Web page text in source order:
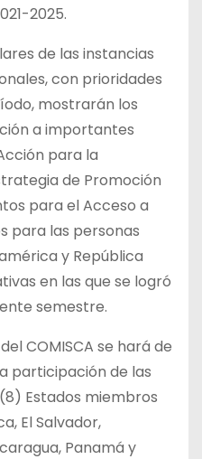
2025.
de las instancias
con prioridades
mostrarán los
a importantes
para la
de Promoción
para el Acceso a
para las personas
y República
en las que se logró
semestre.
COMISCA se hará de
participación de las
Estados miembros
El Salvador,
Panamá y